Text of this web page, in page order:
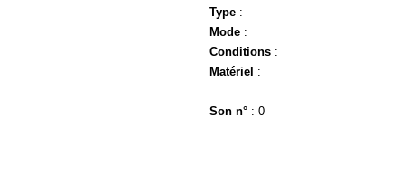
Type :
Mode :
Conditions :
Matériel :
Son n° : 0